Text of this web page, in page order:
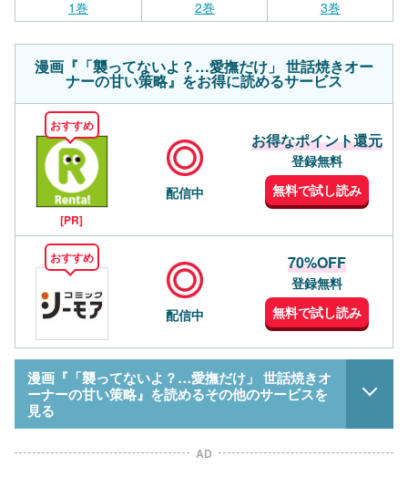
1巻 2巻 3巻
漫画『「襲ってないよ？…愛撫だけ」 世話焼きオー
ナーの甘い策略』をお得に読めるサービス
おすすめ
[PR]
配信中
お得なポイント還元
登録無料
無料で試し読み
おすすめ
配信中
70%OFF
登録無料
無料で試し読み
漫画『「襲ってないよ？…愛撫だけ」 世話焼きオ
ーナーの甘い策略』を読めるその他のサービスを
見る
AD